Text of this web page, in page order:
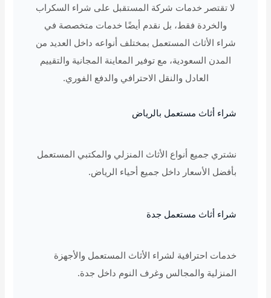
لا تقتصر خدمات شركة المستقبل على شراء السكراب
والخردة فقط، بل نقدم أيضًا خدمات متخصصة في
شراء الأثاث المستعمل بمختلف أنواعه داخل العديد من
المدن السعودية، مع توفير المعاينة المجانية والتقييم
العادل والنقل الاحترافي والدفع الفوري.
شراء أثاث مستعمل بالرياض
نشتري جميع أنواع الأثاث المنزلي والمكتبي المستعمل
بأفضل الأسعار داخل جميع أحياء الرياض.
شراء أثاث مستعمل جدة
خدمات احترافية لشراء الأثاث المستعمل والأجهزة
المنزلية والمجالس وغرف النوم داخل جدة.